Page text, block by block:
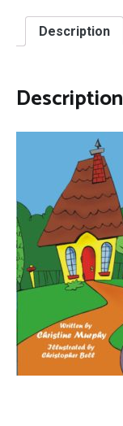
Allowance
Description
Description